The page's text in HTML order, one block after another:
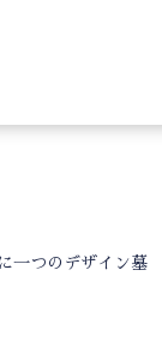
一つのデザイン墓